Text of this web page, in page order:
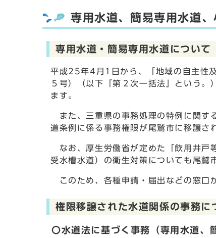
専用水道、簡易専用水道
専用水道・簡易専用水道について
平成25年4月1日から、「地域の自主性
５号）（以下「第２次一括法」という
ます。
また、三重県の事務処理の特例に関す
道条例に係る事務権限が尾鷲市に移譲さ
なお、厚生労働省が定めた「飲用井戸
受水槽水道）の衛生対策についても尾鷲
このため、各種申請・届出などの窓口
権限移譲された水道関係の事務に
〇水道法に基づく事務（専用水道、